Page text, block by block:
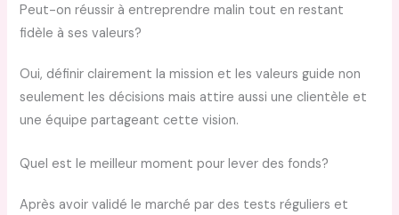
Peut-on réussir à entreprendre malin tout en restant
fidèle à ses valeurs?
Oui, définir clairement la mission et les valeurs guide non
seulement les décisions mais attire aussi une clientèle et
une équipe partageant cette vision.
Quel est le meilleur moment pour lever des fonds?
Après avoir validé le marché par des tests réguliers et